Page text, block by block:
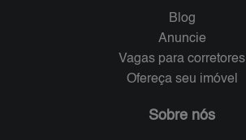
Blog
Anuncie
Vagas para corretores
Ofereça seu imóvel
Sobre nós